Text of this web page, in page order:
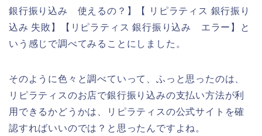
銀行振り込み 使えるの？】【 リピラティス 銀行振り
込み 失敗】【リピラティス 銀行振り込み エラー】と
いう感じで調べてみることにしました。
そのように色々と調べていって、ふっと思ったのは、
リピラティスのお店で銀行振り込みの支払い方法が利
用できるかどうかは、リピラティスの公式サイトを確
認すればいいのでは？と思ったんですよね。